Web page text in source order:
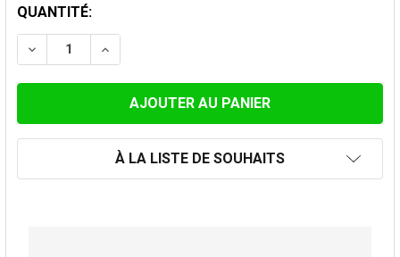
STOCK
ACTUEL:
QUANTITÉ:
DIMINUER LA QUANTITÉ DE TUYAU 50CM 150MM
AUGMENTER LA QUANTITÉ DE TUYAU
À LA LISTE DE SOUHAITS